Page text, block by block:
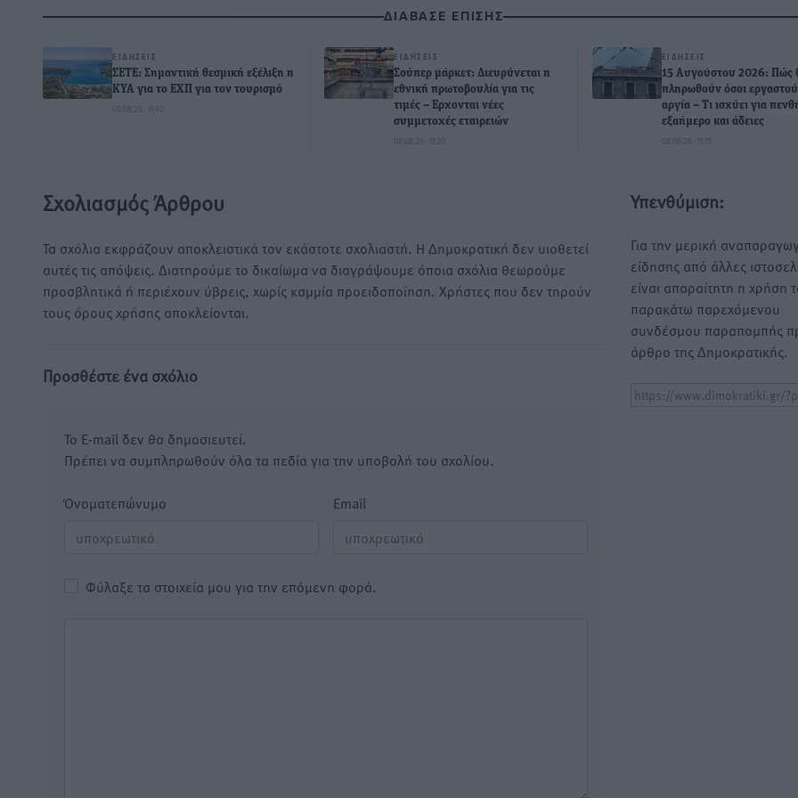
ΔΙΑΒΑΣΕ ΕΠΙΣΗΣ
ΕΙΔΉΣΕΙΣ
ΣΕΤΕ: Σημαντική θεσμική εξέλιξη η
ΚΥΑ για το ΕΧΠ για τον τουρισμό
08.08.26 · 11:40
ΕΙΔΉΣΕΙΣ
Σούπερ μάρκετ: Διευρύνεται η
εθνική πρωτοβουλία για τις
τιμές – Eρχονται νέες
συμμετοχές εταιρειών
08.08.26 · 11:20
ΕΙΔΉΣΕΙΣ
15 Αυγούστου 2026: Πώς
πληρωθούν όσοι
αργία – Τι ισχύει για
εξαήμερο και άδειες
08.08.26 · 11:15
Σχολιασμός Άρθρου
Τα σχόλια εκφράζουν αποκλειστικά τον εκάστοτε σχολιαστή. Η Δημοκρατική δεν υιοθετεί
αυτές τις απόψεις. Διατηρούμε το δικαίωμα να διαγράψουμε όποια σχόλια θεωρούμε
προσβλητικά ή περιέχουν ύβρεις, χωρίς καμμία προειδοποίηση. Χρήστες που δεν τηρούν
τους όρους χρήσης αποκλείονται.
Προσθέστε ένα σχόλιο
Το E-mail δεν θα δημοσιευτεί.
Πρέπει να συμπληρωθούν όλα τα πεδία για την υποβολή του σχολίου.
Όνοματεπώνυμο Email
Φύλαξε τα στοιχεία μου για την επόμενη φορά.
Υπενθύμιση:
Για την μερική
είδησης από άλλες
είναι απαραίτητη η χρήση
παρακάτω παρεχόμενου
συνδέσμου παραπομπής
άρθρο της Δημοκρατικής.